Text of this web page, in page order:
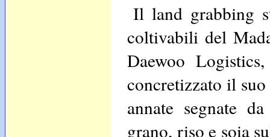
Il land grabbing
coltivabili del
Daewoo
concretizzato il
annate segnate
grano, riso e soia